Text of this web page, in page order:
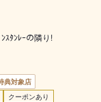
ｽﾀﾝﾚｰの隣り!
典対象店
クーポンあり